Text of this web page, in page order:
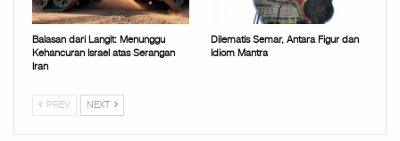
Balasan dari Langit: Menunggu
Kehancuran Israel atas Serangan
Iran
Dilematis Semar, Antara Figur dan
Idiom Mantra
PREV NEXT